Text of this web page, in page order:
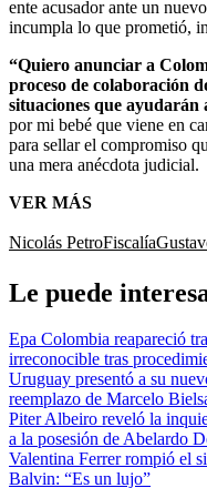
ente acusador ante un
incumpla lo que prometió,
“Quiero anunciar a
proceso de colaboración
situaciones que ayudarán
por mi bebé que viene en
para sellar el compromiso
una mera anécdota judicial.
VER MÁS
Nicolás PetroFiscalía
Le puede
Epa Colombia reapareció
irreconocible tras
Uruguay presentó a su
reemplazo de Marcelo
Piter Albeiro reveló la
a la posesión de Abelardo
Valentina Ferrer rompió el
Balvin: “Es un lujo”